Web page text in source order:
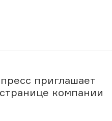
приглашает
компании